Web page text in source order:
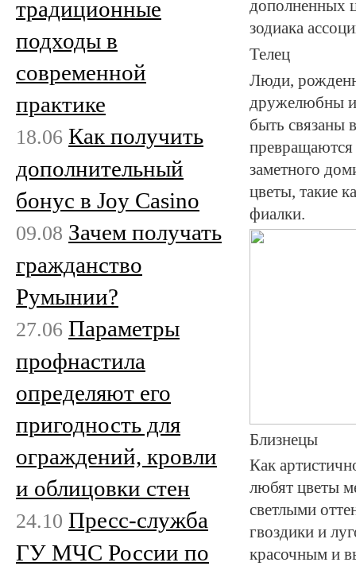
дополненных
зодиака
Телец
Люди,
дружелюбны и
быть связаны
превращаются
заметного
цветы, такие
фиалки.
Близнецы
Как
любят цветы
светлыми
гвоздики и
красочным и
традиционные
подходы в
современной
практике
18.06 Как получить
дополнительный
бонус в Joy Casino
09.08 Зачем получать
гражданство
Румынии?
27.06 Параметры
профнастила
определяют его
пригодность для
ограждений, кровли
и облицовки стен
24.10 Пресс-служба
ГУ МЧС России по